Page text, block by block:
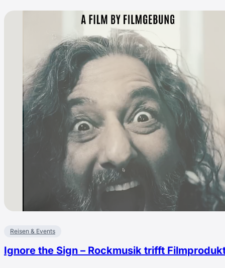
Reisen & Events
Ignore the Sign – Rockmusik trifft